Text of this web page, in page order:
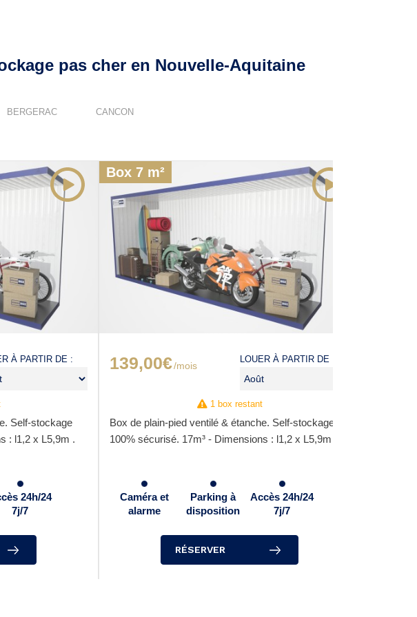
pas cher en Nouvelle-Aquitaine
BERGERAC CANCON
À PARTIR DE :
Self-stockage
: l1,2 x L5,9m .
24h/24
7j/7
Box 7 m²
139,00€/mois
LOUER À PARTIR DE :
1 box restant
Box de plain-pied ventilé & étanche. Self-stockage
100% sécurisé. 17m³ - Dimensions : l1,2 x L5,9m .
Caméra et
alarme
Parking à
disposition
Accès 24h/24
7j/7
RÉSERVER